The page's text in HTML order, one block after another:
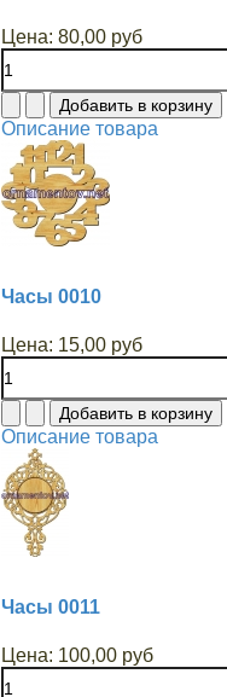
Цена: 80,00 руб
Описание товара
Часы 0010
Цена: 15,00 руб
Описание товара
Часы 0011
Цена: 100,00 руб